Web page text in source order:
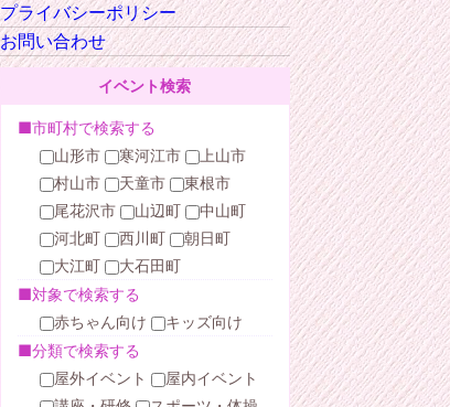
プライバシーポリシー
お問い合わせ
イベント検索
■市町村で検索する
山形市
寒河江市
上山市
村山市
天童市
東根市
尾花沢市
山辺町
中山町
河北町
西川町
朝日町
大江町
大石田町
■対象で検索する
赤ちゃん向け
キッズ向け
■分類で検索する
屋外イベント
屋内イベント